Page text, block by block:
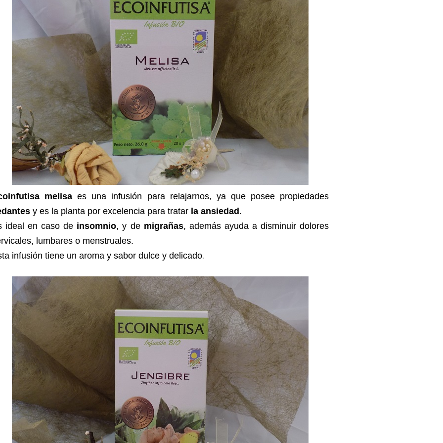
melisa es una infusión para relajarnos, ya que posee propiedades
y es la planta por excelencia para tratar la ansiedad .
ideal en caso de insomnio, y de migrañas, además ayuda a disminuir dolores
lumbares o menstruales.
infusión tiene un aroma y sabor dulce y delicado.